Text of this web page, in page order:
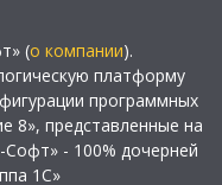
(о компании).
платформу
программных
8», представленные на
- 100% дочерней
1С»